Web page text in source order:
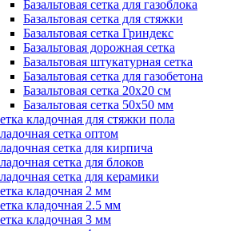
Базальтовая сетка для газоблока
Базальтовая сетка для стяжки
Базальтовая сетка Гриндекс
Базальтовая дорожная сетка
Базальтовая штукатурная сетка
Базальтовая сетка для газобетона
Базальтовая сетка 20x20 см
Базальтовая сетка 50x50 мм
кладочная для стяжки пола
сетка оптом
сетка для кирпича
сетка для блоков
сетка для керамики
кладочная 2 мм
кладочная 2.5 мм
кладочная 3 мм